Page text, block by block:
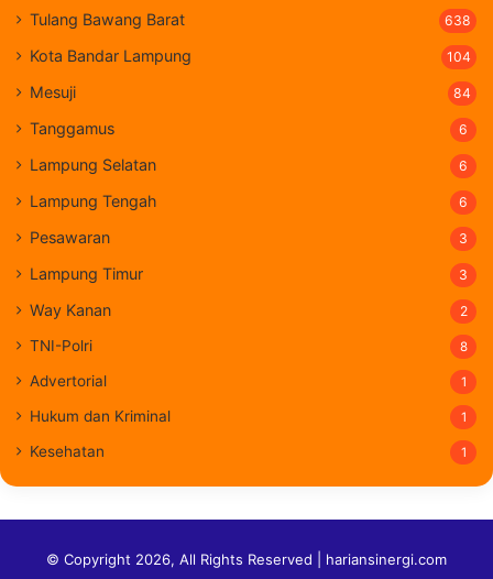
Tulang Bawang Barat 638
Kota Bandar Lampung 104
Mesuji 84
Tanggamus 6
Lampung Selatan 6
Lampung Tengah 6
Pesawaran 3
Lampung Timur 3
Way Kanan 2
TNI-Polri 8
Advertorial 1
Hukum dan Kriminal 1
Kesehatan 1
© Copyright 2026, All Rights Reserved | hariansinergi.com